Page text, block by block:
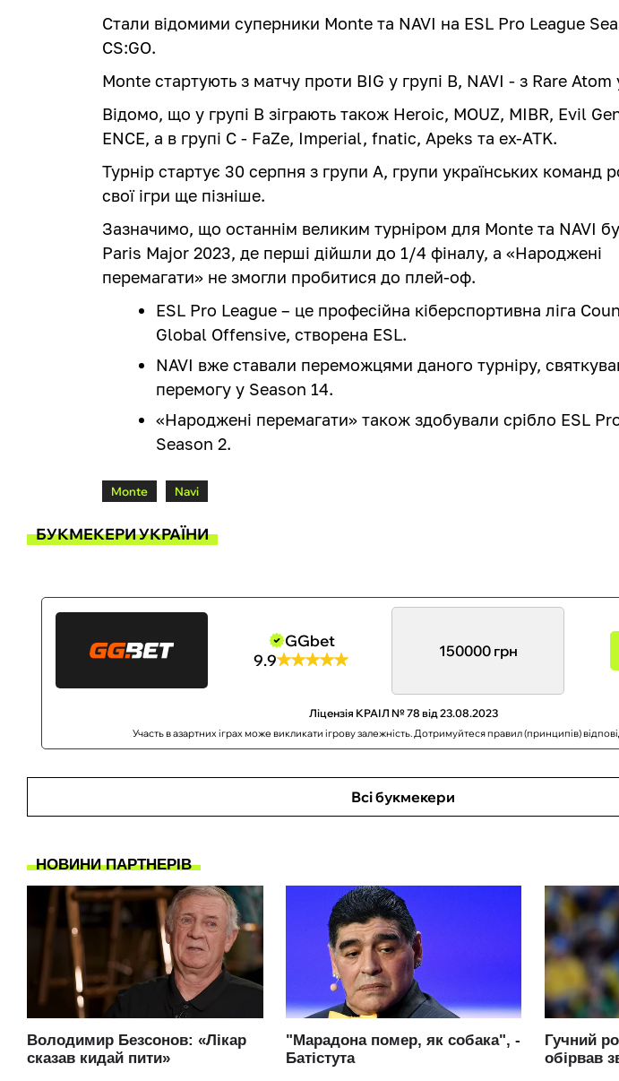
Стали відомими суперники Monte та NAVI на ESL Pro League
CS:GO.
Monte стартують з матчу проти BIG у групі B, NAVI - з Rare Atom
Відомо, що у групі В зіграють також Heroic, MOUZ, MIBR, Evil
ENCE, а в групі С - FaZe, Imperial, fnatic, Apeks та ex-ATK.
Турнір стартує 30 серпня з групи А, групи українських команд
свої ігри ще пізніше.
Зазначимо, що останнім великим турніром для Monte та NAVI
Paris Major 2023, де перші дійшли до 1/4 фіналу, а «Народжені
перемагати» не змогли пробитися до плей-оф.
ESL Pro League – це професійна кіберспортивна ліга
Global Offensive, створена ESL.
NAVI вже ставали переможцями даного турніру,
перемогу у Season 14.
«Народжені перемагати» також здобували срібло ESL
Season 2.
Monte Navi
БУКМЕКЕРИ УКРАЇНИ
GGbet
9.9
150000 грн
Ліцензія КРАІЛ № 78 від 23.08.2023
Участь в азартних іграх може викликати ігрову залежність. Дотримуйтеся правил (принципів)
Всі букмекери